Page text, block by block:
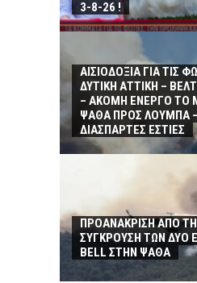
3-8-26 !
ΑΙΣΙΟΔΟΞΙΑ ΓΙΑ ΤΙΣ
ΔΥΤΙΚΗ ΑΤΤΙΚΗ –
– ΑΚΟΜΗ ΕΝΕΡΓΟ ΤΟ
ΨΑΘΑ ΠΡΟΣ ΛΟΥΜΠΑ
ΔΙΑΣΠΑΡΤΕΣ ΕΣΤΙΕΣ
ΠΡΟΑΝΑΚΡΙΣΗ ΑΠΟ
ΣΥΓΚΡΟΥΣΗ ΤΩΝ ΔΥΟ
BELL ΣΤΗΝ ΨΑΘΑ